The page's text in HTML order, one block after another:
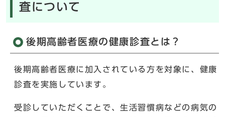
査について
後期高齢者医療の健康診査とは？
後期高齢者医療に加入されている方を対象に、健康
診査を実施しています。
受診していただくことで、生活習慣病などの病気の